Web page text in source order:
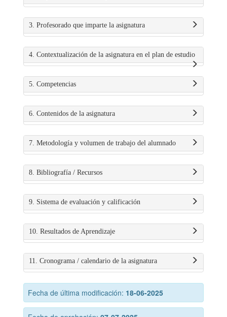
3. Profesorado que imparte la asignatura
4. Contextualización de la asignatura en el plan de estudio
5. Competencias
6. Contenidos de la asignatura
7. Metodología y volumen de trabajo del alumnado
8. Bibliografía / Recursos
9. Sistema de evaluación y calificación
10. Resultados de Aprendizaje
11. Cronograma / calendario de la asignatura
Fecha de última modificación: 18-06-2025